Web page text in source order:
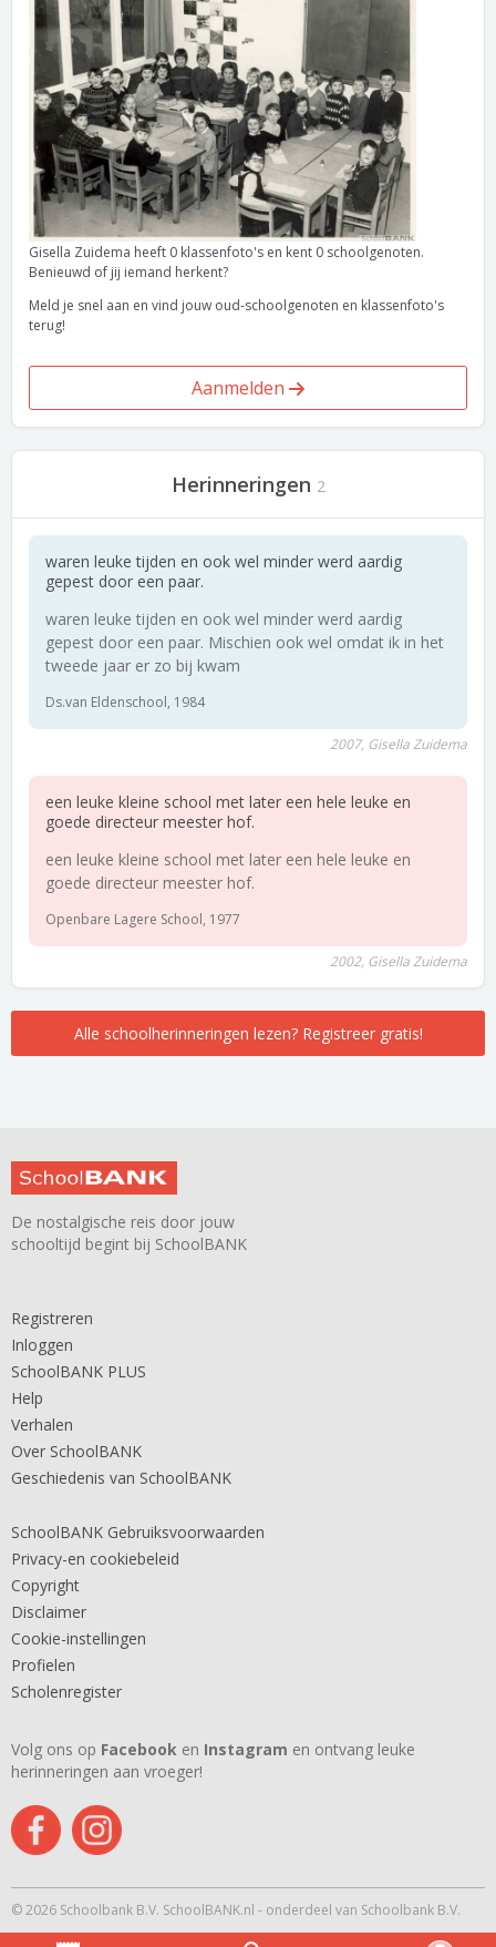
Gisella Zuidema heeft 0 klassenfoto's en kent 0 schoolgenoten.
Benieuwd of jij iemand herkent?
Meld je snel aan en vind jouw oud-schoolgenoten en klassenfoto's
terug!
Aanmelden
Herinneringen 2
waren leuke tijden en ook wel minder werd aardig
gepest door een paar.
waren leuke tijden en ook wel minder werd aardig
gepest door een paar. Mischien ook wel omdat ik in het
tweede jaar er zo bij kwam
Ds.van Eldenschool, 1984
2007, Gisella Zuidema
een leuke kleine school met later een hele leuke en
goede directeur meester hof.
een leuke kleine school met later een hele leuke en
goede directeur meester hof.
Openbare Lagere School, 1977
2002, Gisella Zuidema
Alle schoolherinneringen lezen? Registreer gratis!
De nostalgische reis door jouw
schooltijd begint bij SchoolBANK
Registreren
Inloggen
SchoolBANK PLUS
Help
Verhalen
Over SchoolBANK
Geschiedenis van SchoolBANK
SchoolBANK Gebruiksvoorwaarden
Privacy-en cookiebeleid
Copyright
Disclaimer
Cookie-instellingen
Profielen
Scholenregister
Volg ons op Facebook en Instagram en ontvang leuke
herinneringen aan vroeger!
© 2026 Schoolbank B.V. SchoolBANK.nl - onderdeel van Schoolbank B.V.